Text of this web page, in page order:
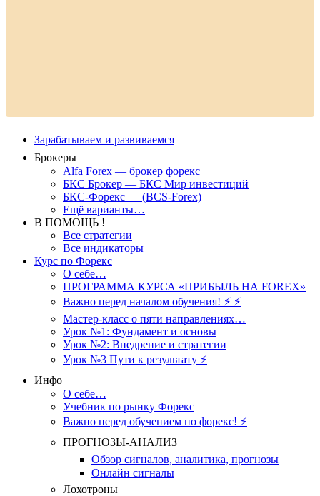
Зарабатываем и развиваемся
Брокеры
Alfa Forex — брокер форекс
БКС Брокер — БКС Мир инвестиций
БКС-Форекс — (BCS-Forex)
Ещё варианты…
В ПОМОЩЬ !
Все стратегии
Все индикаторы
Курс по Форекс
О себе…
ПРОГРАММА КУРСА «ПРИБЫЛЬ НА FOREX»
Важно перед началом обучения! ⚡ ⚡
Мастер-класс о пяти направлениях…
Урок №1: Фундамент и основы
Урок №2: Внедрение и стратегии
Урок №3 Пути к результату ⚡️
Инфо
О себе…
Учебник по рынку Форекс
Важно перед обучением по форекс! ⚡
ПРОГНОЗЫ-АНАЛИЗ
Обзор сигналов, аналитика, прогнозы
Онлайн сигналы
Лохотроны